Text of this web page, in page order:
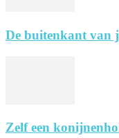
De buitenkant van
Zelf een